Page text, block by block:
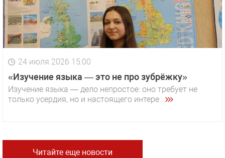
24 июля 2026 15:00
«Изучение языка — это не про зубрёжку»
Изучение языка — дело непростое: оно требует не
только усердия, но и настоящего интере...
Читайте еще новости